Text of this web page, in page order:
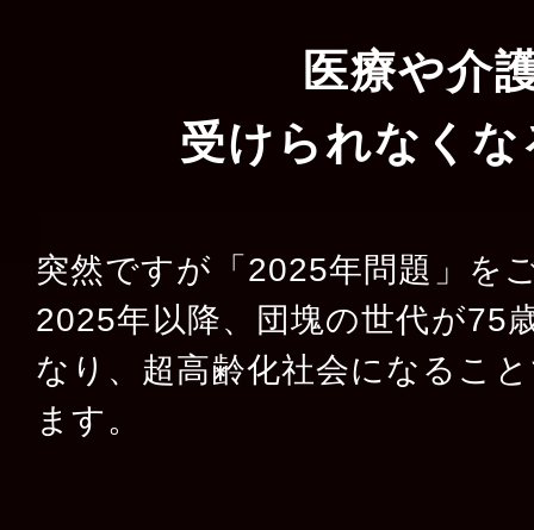
医療や介
受けられなくな
突然ですが「2025年問題」を
2025年以降、団塊の世代が75
なり、超高齢化社会になるこ
ます。